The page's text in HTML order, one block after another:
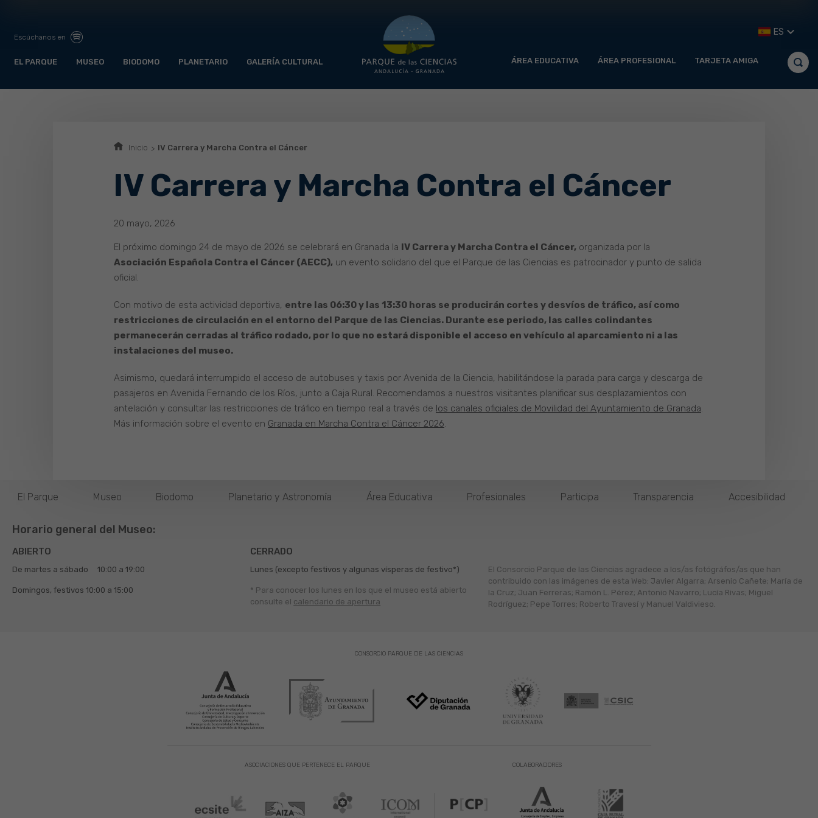
Escúchanos en
EL PARQUE MUSEO BIODOMO PLANETARIO GALERÍA CULTURAL ÁREA EDUCATIVA ÁREA PROFESIONAL TARJETA AMIGA
ES
Inicio IV Carrera y Marcha Contra el Cáncer
IV Carrera y Marcha Contra el Cáncer
20 mayo, 2026
El próximo domingo 24 de mayo de 2026 se celebrará en Granada la IV Carrera y Marcha Contra el Cáncer, organizada por la
Asociación Española Contra el Cáncer (AECC), un evento solidario del que el Parque de las Ciencias es patrocinador y punto de salida
oficial.
Con motivo de esta actividad deportiva, entre las 06:30 y las 13:30 horas se producirán cortes y desvíos de tráfico, así como
restricciones de circulación en el entorno del Parque de las Ciencias. Durante ese periodo, las calles colindantes
permanecerán cerradas al tráfico rodado, por lo que no estará disponible el acceso en vehículo al aparcamiento ni a las
instalaciones del museo.
Asimismo, quedará interrumpido el acceso de autobuses y taxis por Avenida de la Ciencia, habilitándose la parada para carga y descarga de
pasajeros en Avenida Fernando de los Ríos, junto a Caja Rural. Recomendamos a nuestros visitantes planificar sus desplazamientos con
antelación y consultar las restricciones de tráfico en tiempo real a través de los canales oficiales de Movilidad del Ayuntamiento de Granada.
Más información sobre el evento en Granada en Marcha Contra el Cáncer 2026.
El Parque Museo Biodomo Planetario y Astronomía Área Educativa Profesionales Participa Transparencia Accesibilidad
Horario general del Museo:
ABIERTO
De martes a sábado 10:00 a 19:00
Domingos, festivos 10:00 a 15:00
CERRADO
Lunes (excepto festivos y algunas vísperas de festivo*)
* Para conocer los lunes en los que el museo está abierto
consulte el calendario de apertura
El Consorcio Parque de las Ciencias agradece a los/as fotógráfos/as que han
contribuido con las imágenes de esta Web: Javier Algarra; Arsenio Cañete; María de
la Cruz; Juan Ferreras; Ramón L. Pérez; Antonio Navarro; Lucía Rivas; Miguel
Rodríguez; Pepe Torres; Roberto Travesí y Manuel Valdivieso.
ASOCIACIONES QUE PERTENECE EL PARQUE
CONSORCIO PARQUE DE LAS CIENCIAS
COLABORADORES